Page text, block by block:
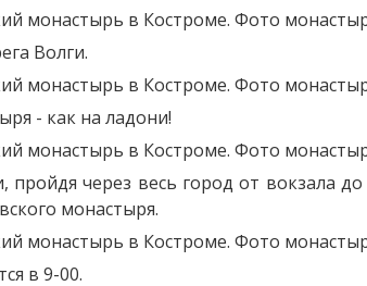
Волги.
- как на ладони!
через весь город от вокзала
монастыря.
в 9-00.